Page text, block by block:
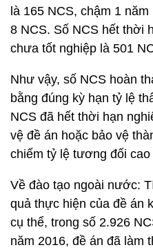
là 165 NCS, chậm 1
8 NCS. Số NCS hết thời
chưa tốt nghiệp là 501
Như vậy, số NCS hoàn
bằng đúng kỳ hạn tỷ lệ
NCS đã hết thời hạn
vệ đề án hoặc bảo vệ
chiếm tỷ lệ tương đối
Về đào tạo ngoài nước:
quả thực hiện của đề án
cụ thể, trong số 2.926
năm 2016, đề án đã làm